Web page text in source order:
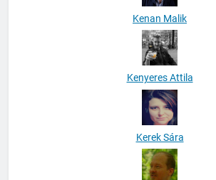
Kenan Malik
Kenyeres Attila
Kerek Sára